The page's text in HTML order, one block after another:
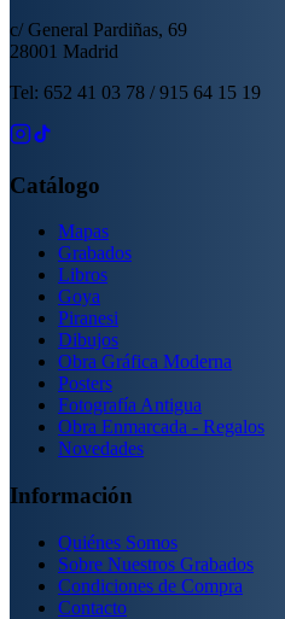
c/ General Pardiñas, 69
28001 Madrid
Tel: 652 41 03 78 / 915 64 15 19
Catálogo
Mapas
Grabados
Libros
Goya
Piranesi
Dibujos
Obra Gráfica Moderna
Posters
Fotografía Antigua
Obra Enmarcada - Regalos
Novedades
Información
Quiénes Somos
Sobre Nuestros Grabados
Condiciones de Compra
Contacto